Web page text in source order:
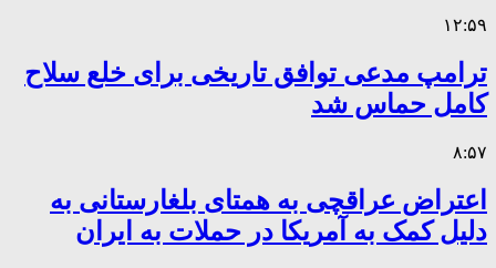
۱۲:۵۹
ترامپ مدعی توافق تاریخی برای خلع سلاح
کامل حماس شد
۸:۵۷
اعتراض عراقچی به همتای بلغارستانی به
دلیل کمک به آمریکا در حملات به ایران